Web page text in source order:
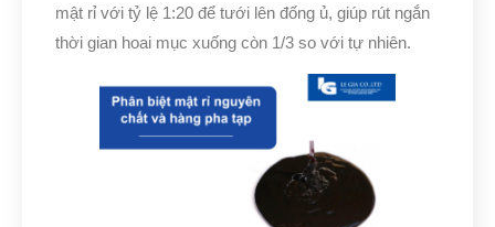
mật rỉ với tỷ lệ 1:20 để tưới lên đống ủ, giúp rút ngắn
thời gian hoai mục xuống còn 1/3 so với tự nhiên.